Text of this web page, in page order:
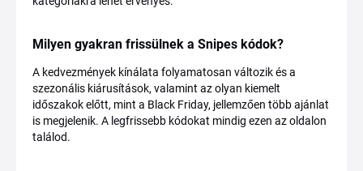
Milyen gyakran frissülnek a Snipes kódok?
A kedvezmények kínálata folyamatosan változik és a
szezonális kiárusítások, valamint az olyan kiemelt
időszakok előtt, mint a Black Friday, jellemzően több ajánlat
is megjelenik. A legfrissebb kódokat mindig ezen az oldalon
találod.